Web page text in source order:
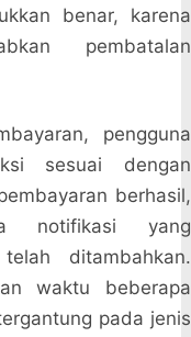
benar, karena
pembatalan
pengguna
sesuai dengan
berhasil,
notifikasi yang
ditambahkan.
waktu beberapa
pada jenis